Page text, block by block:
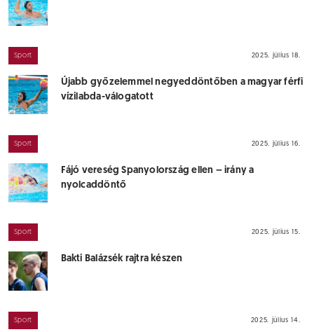
Sport 2025. július 18.
Újabb győzelemmel negyeddöntőben a magyar férfi
vízilabda-válogatott
Sport 2025. július 16.
Fájó vereség Spanyolország ellen – irány a
nyolcaddöntő
Sport 2025. július 15.
Bakti Balázsék rajtra készen
Sport 2025. július 14.